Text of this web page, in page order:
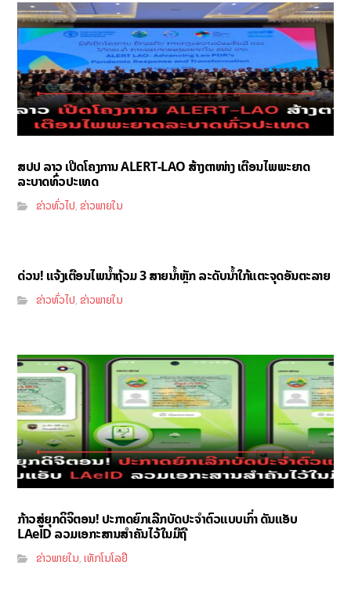
ສປປ ລາວ ເປີດໂຄງການ ALERT-LAO ສ້າງຕາໜ່າງ ເຕືອນໄພພະຍາດ
ລະບາດທົ່ວປະເທດ
ຂ່າວທົ່ວໄປ,ຂ່າວພາຍໃນ
ດ່ວນ! ແຈ້ງເຕືອນໄພນໍ້າຖ້ວມ 3 ສາຍນໍ້າຫຼັກ ລະດັບນໍ້າໃກ້ແຕະຈຸດອັນຕະລາຍ
ຂ່າວທົ່ວໄປ,ຂ່າວພາຍໃນ
ກ້າວສູ່ຍຸກດິຈິຕອນ! ປະກາດຍົກເລີກບັດປະຈຳຕົວແບບເກົ່າ ດັນແອັບ
LAeID ລວມເອກະສານສຳຄັນໄວ້ໃນມືຖື
ຂ່າວພາຍໃນ,ເທັກໂນໂລຢີ